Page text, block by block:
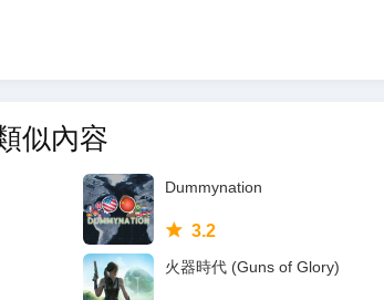
似內容
Dummynation
3.2
火器時代 (Guns of Glory)